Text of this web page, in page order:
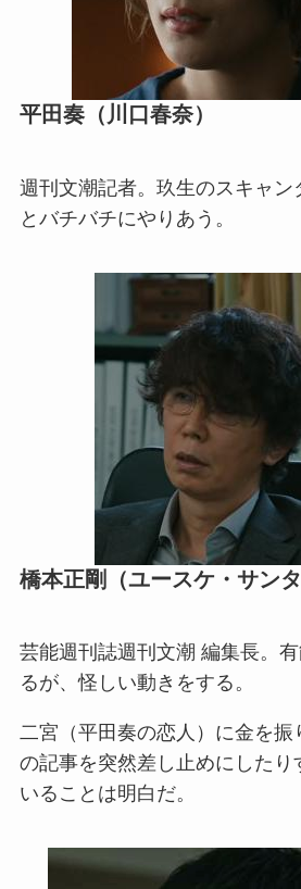
平田奏（川口春奈）
週刊文潮記者。玖生のスキャン
とバチバチにやりあう。
橋本正剛（ユースケ・サンタ
芸能週刊誌週刊文潮 編集長。
るが、怪しい動きをする。
二宮（平田奏の恋人）に金を振
の記事を突然差し止めにしたり
いることは明白だ。